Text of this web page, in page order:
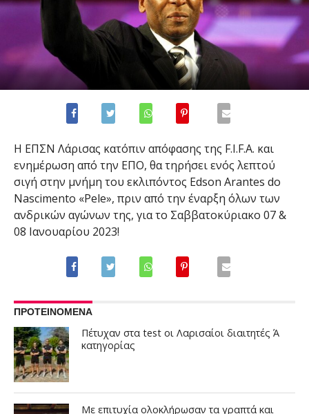
Η ΕΠΣΝ Λάρισας κατόπιν απόφασης της F.I.F.A. και
ενημέρωση από την ΕΠΟ, θα τηρήσει ενός λεπτού
σιγή στην μνήμη του εκλιπόντος Edson Arantes do
Nascimento «Pele», πριν από την έναρξη όλων των
ανδρικών αγώνων της, για το Σαββατοκύριακο 07 &
08 Ιανουαρίου 2023!
ΠΡΟΤΕΙΝΟΜΕΝΑ
Πέτυχαν στα test οι Λαρισαίοι διαιτητές Ά
κατηγορίας
Με επιτυχία ολοκλήρωσαν τα γραπτά και